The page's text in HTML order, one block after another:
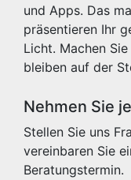
und Apps. Das
präsentieren Ihr
Licht. Machen
bleiben auf der
Nehmen Sie
Stellen Sie uns
vereinbaren Sie
Beratungstermin.